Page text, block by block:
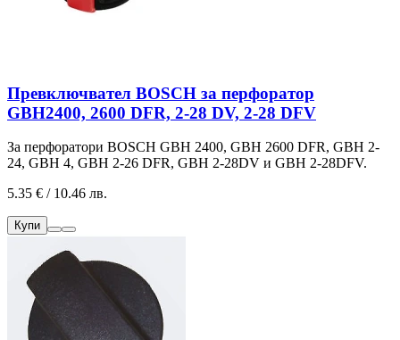
Превключвател BOSCH за перфоратор
GBH2400, 2600 DFR, 2-28 DV, 2-28 DFV
За перфоратори BOSCH GBH 2400, GBH 2600 DFR, GBH 2-
24, GBH 4, GBH 2-26 DFR, GBH 2-28DV и GBH 2-28DFV.
5.35 € / 10.46 лв.
Купи